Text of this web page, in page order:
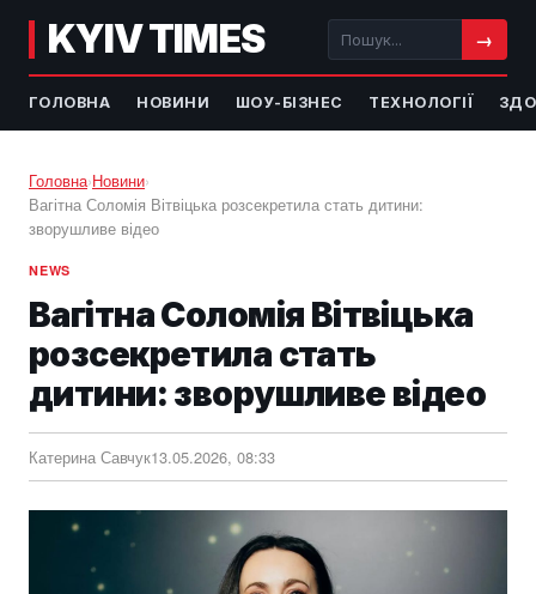
KYIV TIMES →
ГОЛОВНА НОВИНИ ШОУ-БІЗНЕС ТЕХНОЛОГІЇ
Головна›Новини›
Вагітна Соломія Вітвіцька розсекретила стать дитини:
зворушливе відео
NEWS
Вагітна Соломія Вітвіцька
розсекретила стать
дитини: зворушливе відео
Катерина Савчук13.05.2026, 08:33